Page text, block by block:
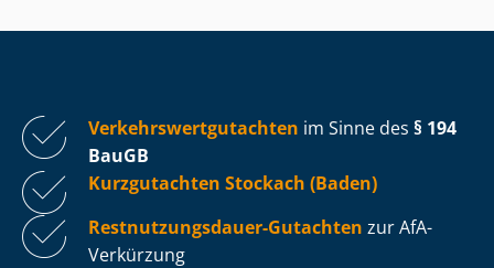
Ver­kehrs­wert­gut­ach­ten im Sinne des § 194
BauGB
Kurzgutachten Stockach (Baden)
Rest­nut­zungs­dau­er-Gutachten zur AfA-
Verkürzung